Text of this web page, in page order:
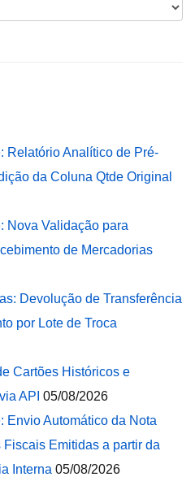
Relatório Analítico de Pré-
da Coluna Qtde Original
Nova Validação para
de Mercadorias
Devolução de Transferência
por Lote de Troca
Cartões Históricos e
API 05/08/2026
Envio Automático da Nota
Emitidas a partir da
Interna 05/08/2026